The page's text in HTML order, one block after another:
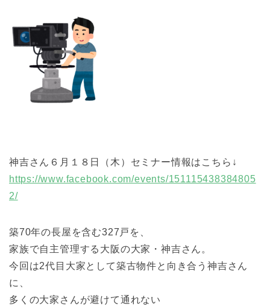
神吉さん６月１８日（木）セミナー情報はこちら↓
https://www.facebook.com/events/151115438384805
2/
築70年の長屋を含む327戸を、
家族で自主管理する大阪の大家・神吉さん。
今回は2代目大家として築古物件と向き合う神吉さん
に、
多くの大家さんが避けて通れない